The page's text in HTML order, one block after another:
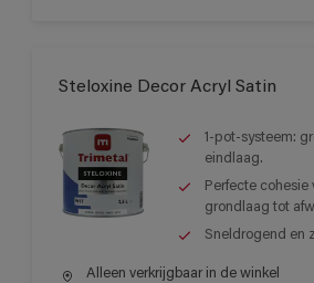
Steloxine Decor Acryl Satin
1-pot-systeem:
eindlaag.
Perfecte cohesie
grondlaag tot
Sneldrogend en
Alleen verkrijgbaar in de winkel